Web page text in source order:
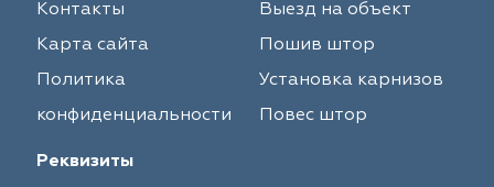
Контакты
Карта сайта
Политика
конфиденциальности
Выезд на объект
Пошив штор
Установка карнизов
Повес штор
Реквизиты